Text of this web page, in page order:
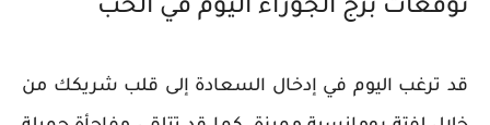
توقعات برج الجوزاء اليوم في الحب
قد ترغب اليوم في إدخال السعادة إلى قلب شريكك من